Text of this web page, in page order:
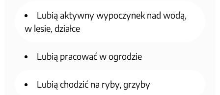
Lubią aktywny wypoczynek nad wodą,
w lesie, działce
Lubią pracować w ogrodzie
Lubią chodzić na ryby, grzyby